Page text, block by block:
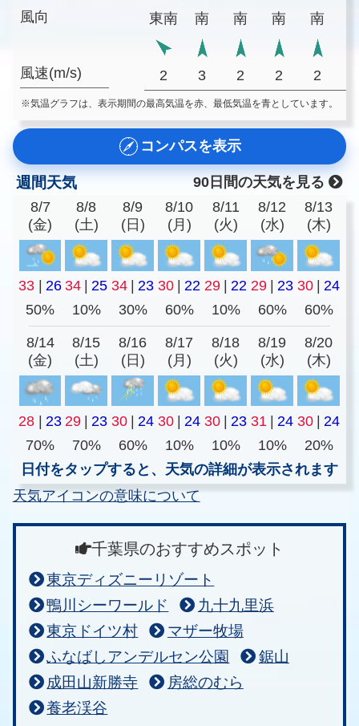
風向
風速(m/s)
東南
南 南 南 南
2 3 2 2 2
※気温グラフは、表示期間の最高気温を赤、最低気温を青としています。
コンパスを表示
週間天気
90日間の天気を見る
8/7
(金)
8/8
(土)
8/9
(日)
8/10
(月)
8/11
(火)
8/12
(水)
8/13
(木)
33 26 34 25 34 23 30 22 29 22 29 23 30
24
50%
10% 30% 60% 10% 60% 60%
8/14
(金)
8/15
(土)
8/16
(日)
8/17
(月)
8/18
(火)
8/19
(水)
8/20
(木)
28 | 23 29 | 23 30 | 24 30 | 24 30 | 23 31 | 24 30 | 24
70%
70% 60% 10% 10% 10%
20%
日付をタップすると、天気の詳細が表示されます
天気アイコンの意味について
千葉県のおすすめスポット
東京ディズニーリゾート
鴨川シーワールド
九十九里浜
東京ドイツ村
マザー牧場
ふなばしアンデルセン公園
鋸山
成田山新勝寺
房総のむら
養老渓谷